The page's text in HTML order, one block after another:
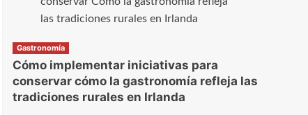
Gastronomía
Cómo implementar iniciativas para
conservar cómo la gastronomía refleja las
tradiciones rurales en Irlanda